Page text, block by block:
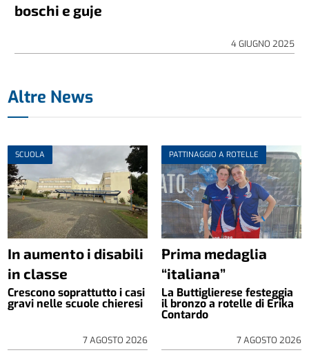
boschi e guje
4 GIUGNO 2025
Altre News
SCUOLA
In aumento i disabili
in classe
Crescono soprattutto i casi
gravi nelle scuole chieresi
7 AGOSTO 2026
PATTINAGGIO A ROTELLE
Prima medaglia
“italiana”
La Buttiglierese festeggia
il bronzo a rotelle di Erika
Contardo
7 AGOSTO 2026